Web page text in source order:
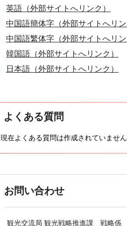
英語（外部サイトへリンク）
中国語簡体字（外部サイトへリン
中国語繁体字（外部サイトへリン
韓国語（外部サイトへリンク）
日本語（外部サイトへリンク）
よくある質問
現在よくある質問は作成されていません
お問い合わせ
観光交流局 観光戦略推進課 戦略係